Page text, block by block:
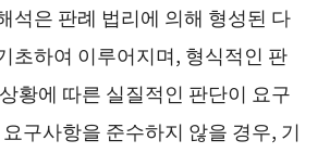
석은 판례 법리에 의해 형성된 다
초하여 이루어지며, 형식적인 판
황에 따른 실질적인 판단이 요구
구사항을 준수하지 않을 경우, 기